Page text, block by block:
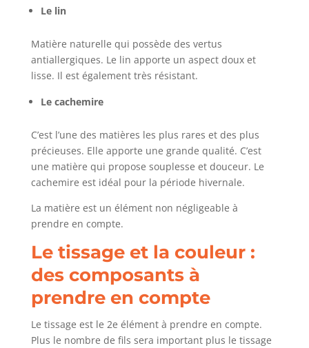
Le lin
Matière naturelle qui possède des vertus
antiallergiques. Le lin apporte un aspect doux et
lisse. Il est également très résistant.
Le cachemire
C’est l’une des matières les plus rares et des plus
précieuses. Elle apporte une grande qualité. C’est
une matière qui propose souplesse et douceur. Le
cachemire est idéal pour la période hivernale.
La matière est un élément non négligeable à
prendre en compte.
Le tissage et la couleur :
des composants à
prendre en compte
Le tissage est le 2e élément à prendre en compte.
Plus le nombre de fils sera important plus le tissage